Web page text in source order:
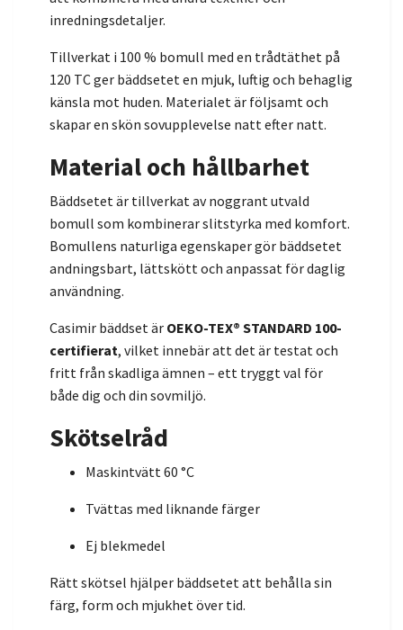
inredningsdetaljer.
Tillverkat i 100 % bomull med en trådtäthet på
120 TC ger bäddsetet en mjuk, luftig och behaglig
känsla mot huden. Materialet är följsamt och
skapar en skön sovupplevelse natt efter natt.
Material och hållbarhet
Bäddsetet är tillverkat av noggrant utvald
bomull som kombinerar slitstyrka med komfort.
Bomullens naturliga egenskaper gör bäddsetet
andningsbart, lättskött och anpassat för daglig
användning.
Casimir bäddset är OEKO-TEX® STANDARD 100-
certifierat, vilket innebär att det är testat och
fritt från skadliga ämnen – ett tryggt val för
både dig och din sovmiljö.
Skötselråd
Maskintvätt 60 °C
Tvättas med liknande färger
Ej blekmedel
Rätt skötsel hjälper bäddsetet att behålla sin
färg, form och mjukhet över tid.